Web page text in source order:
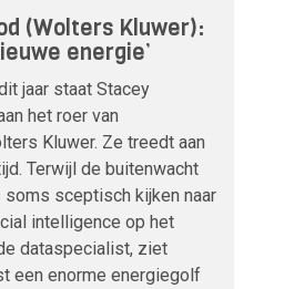
(Wolters Kluwer):
energie’
jaar staat Stacey
het roer van
Kluwer. Ze treedt aan
Terwijl de buitenwacht
soms sceptisch kijken naar
intelligence op het
dataspecialist, ziet
een enorme energiegolf